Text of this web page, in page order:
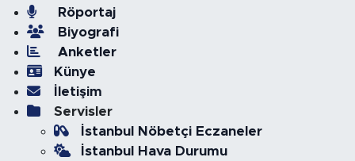
Röportaj
Biyografi
Anketler
Künye
İletişim
Servisler
İstanbul Nöbetçi Eczaneler
İstanbul Hava Durumu